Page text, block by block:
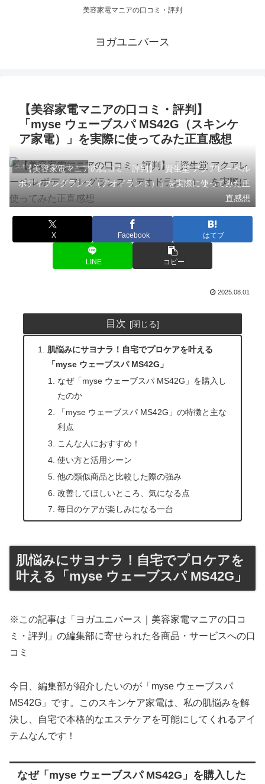
美容家電マニアの口コミ・評判
ヨガユニバース
【美容家電マニアの口コミ・評判】
「myse ウェーブスパ MS42G（スキンケ
ア家電）」を実際に使ってみた正直感想
スキンケア家電のレビュー
【美容家電マニアの口コミ・評判】「資生堂 アクアレーベル
ボディフレグランス（デオドラント）」を実際に使ってみた正
直感想
X Facebook はてブ
LINE コピー
2025.08.01
目次
肌悩みにサヨナラ！自宅でプロケアを叶える
「myse ウェーブスパ MS42G」
なぜ「myse ウェーブスパ MS42G」を購入し
たのか
「myse ウェーブスパ MS42G」の特徴と主な
利点
こんな人におすすめ！
使い方と活用シーン
他の類似商品と比較した際の強み
改善してほしいところ、気になる点
毎日のケアが楽しみになる一台
肌悩みにサヨナラ！自宅でプロケアを
叶える「myse ウェーブスパ MS42G」
※この記事は「ヨガユニバース｜美容家電マニアの口コ
ミ・評判」の編集部に寄せられた各商品・サービスへの口
コミ
今日、編集部が紹介したいのが「myse ウェーブスパ
MS42G」です。このスキンケア家電は、私の肌悩みを解
決し、自宅で本格的なエステケアを可能にしてくれるアイ
テムなんです！
なぜ「myse ウェーブスパ MS42G」を購入した